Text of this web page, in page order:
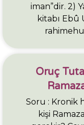
iman”dir. 2)
kitabı Ebû
Oruç
Soru : Kronik
kişi